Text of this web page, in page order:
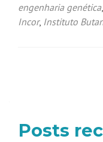
engenharia genética,
Incor, Instituto
Posts